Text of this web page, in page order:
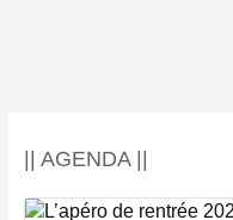
|| AGENDA ||